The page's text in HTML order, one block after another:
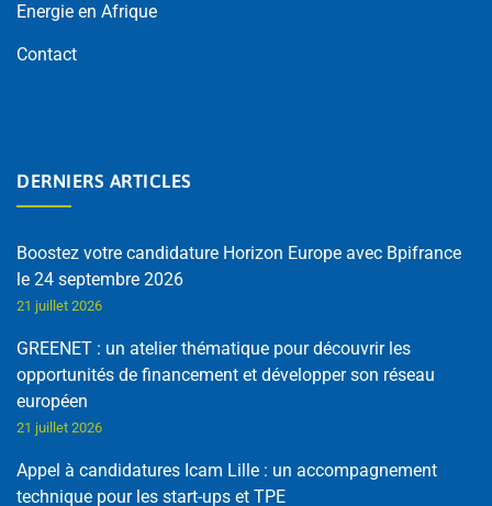
Energie en Afrique
Contact
DERNIERS ARTICLES
Boostez votre candidature Horizon Europe avec Bpifrance
le 24 septembre 2026
21 juillet 2026
GREENET : un atelier thématique pour découvrir les
opportunités de financement et développer son réseau
européen
21 juillet 2026
Appel à candidatures Icam Lille : un accompagnement
technique pour les start-ups et TPE